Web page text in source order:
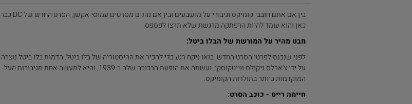
בין אם אתם חובבי קומיקס וגיבורי על מושבעים ובין אם נהנים מסרטים עמוסי אקשן, הסרט החדש של DC כבר
כאן והוא עומד להיות הרפתקה מרגשת שלא תרצו לפספס.
מבט מהיר על המורשת של הבלו ביטל:
לפני שנכנס לפרטי הסרט החדש, בואו ניקח רגע כדי להכיר את ההיסטוריה של בלו ביטל. הדמות בלו ביטל נוצרה
על ידי צ'ארלס ניקולס ווייטקוסקי, ועשתה את הופעת הבכורה שלה ב-1939, והיא למעשה אחת מגיבורות העל
המוקדמות ביותר בתולדות הקומיקס.
חיימה רייס - כוכב הסרט: